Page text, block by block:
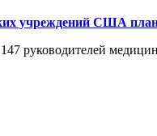
учреждений США
руководителей